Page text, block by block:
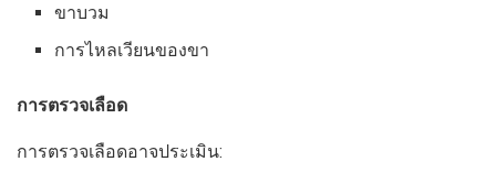
ขาบวม
การไหลเวียนของขา
การตรวจเลือด
การตรวจเลือดอาจประเมิน: